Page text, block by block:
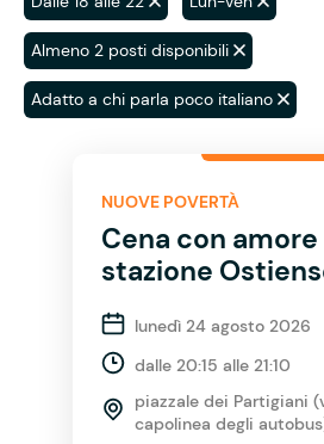
Almeno 2 posti disponibili
Adatto a chi parla poco italiano
NUOVE POVERTÀ
Cena con amore
stazione
lunedì 24 agosto 2026
dalle 20:15 alle 21:10
piazzale dei Partigiani
capolinea degli